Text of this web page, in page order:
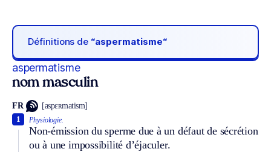
Définitions de “aspermatisme“
aspermatisme
nom masculin
FR [aspɛʀmatism]
Physiologie.
Non-émission du sperme due à un défaut de sécrétion
ou à une impossibilité d’éjaculer.
1